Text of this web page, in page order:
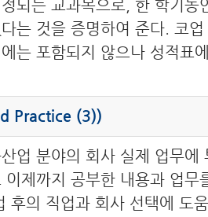
되는 교과목으로, 한 학기동
는 것을 증명하여 준다. 코
는 포함되지 않으나 성적표
Practice (3))
업 분야의 회사 실제 업무에
이제까지 공부한 내용과 업무
후의 직업과 회사 선택에 도